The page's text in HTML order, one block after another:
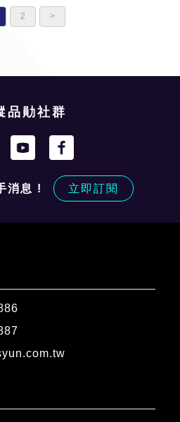
videoContainer.innerHTML
2 >
品勛社群
消息 ! 立即訂閱